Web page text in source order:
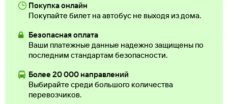
Покупка онлайн
Покупайте билет на автобус не выходя из дома.
Безопасная оплата
Ваши платежные данные надежно защищены по
последним стандартам безопасности.
Более 20 000 направлений
Выбирайте среди большого количества
перевозчиков.